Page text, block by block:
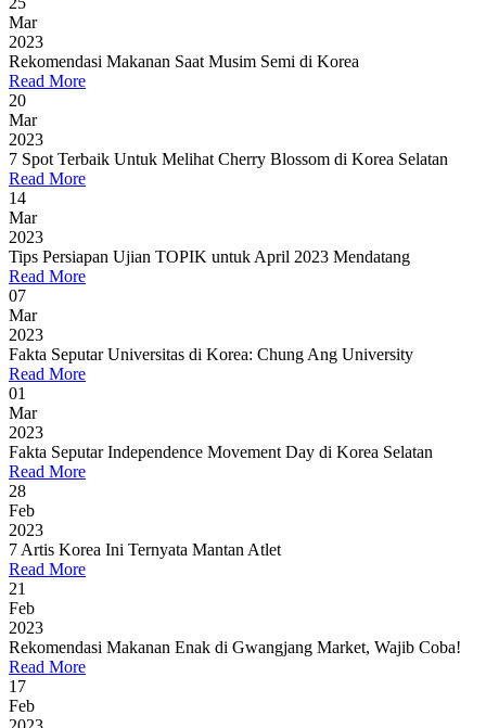
Mar
2023
Rekomendasi Makanan Saat Musim Semi di Korea
Read More
20
Mar
2023
7 Spot Terbaik Untuk Melihat Cherry Blossom di Korea Selatan
Read More
14
Mar
2023
Tips Persiapan Ujian TOPIK untuk April 2023 Mendatang
Read More
07
Mar
2023
Fakta Seputar Universitas di Korea: Chung Ang University
Read More
01
Mar
2023
Fakta Seputar Independence Movement Day di Korea Selatan
Read More
28
Feb
2023
7 Artis Korea Ini Ternyata Mantan Atlet
Read More
21
Feb
2023
Rekomendasi Makanan Enak di Gwangjang Market, Wajib Coba!
Read More
17
Feb